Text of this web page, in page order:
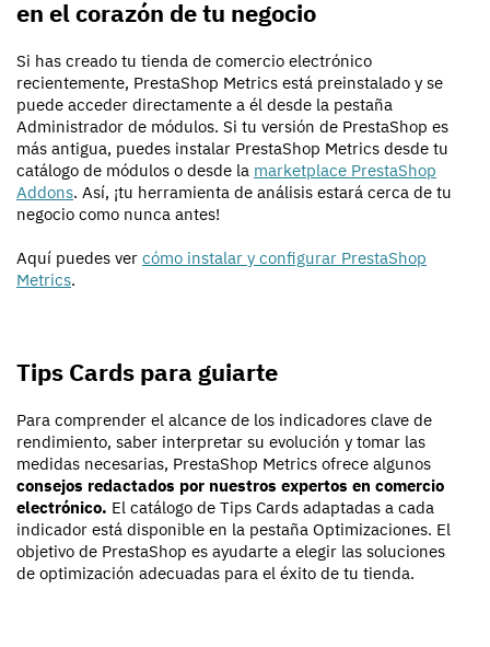
en el corazón de tu negocio
Si has creado tu tienda de comercio electrónico
recientemente, PrestaShop Metrics está preinstalado y se
puede acceder directamente a él desde la pestaña
Administrador de módulos. Si tu versión de PrestaShop es
más antigua, puedes instalar PrestaShop Metrics desde tu
catálogo de módulos o desde la marketplace PrestaShop
Addons. Así, ¡tu herramienta de análisis estará cerca de tu
negocio como nunca antes!
Aquí puedes ver cómo instalar y configurar PrestaShop
Metrics.
Tips Cards para guiarte
Para comprender el alcance de los indicadores clave de
rendimiento, saber interpretar su evolución y tomar las
medidas necesarias, PrestaShop Metrics ofrece algunos
consejos redactados por nuestros expertos en comercio
electrónico. El catálogo de Tips Cards adaptadas a cada
indicador está disponible en la pestaña Optimizaciones. El
objetivo de PrestaShop es ayudarte a elegir las soluciones
de optimización adecuadas para el éxito de tu tienda.